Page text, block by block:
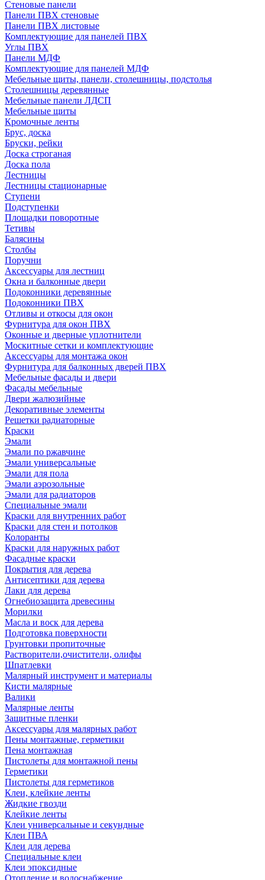
Стеновые панели
Панели ПВХ стеновые
Панели ПВХ листовые
Комплектующие для панелей ПВХ
Углы ПВХ
Панели МДФ
Комплектующие для панелей МДФ
Мебельные щиты, панели, столешницы, подстолья
Столешницы деревянные
Мебельные панели ЛДСП
Мебельные щиты
Кромочные ленты
Брус, доска
Бруски, рейки
Доска строганая
Доска пола
Лестницы
Лестницы стационарные
Ступени
Подступенки
Площадки поворотные
Тетивы
Балясины
Столбы
Поручни
Аксессуары для лестниц
Окна и балконные двери
Подоконники деревянные
Подоконники ПВХ
Отливы и откосы для окон
Фурнитура для окон ПВХ
Оконные и дверные уплотнители
Москитные сетки и комплектующие
Аксессуары для монтажа окон
Фурнитура для балконных дверей ПВХ
Мебельные фасады и двери
Фасады мебельные
Двери жалюзийные
Декоративные элементы
Решетки радиаторные
Краски
Эмали
Эмали по ржавчине
Эмали универсальные
Эмали для пола
Эмали аэрозольные
Эмали для радиаторов
Специальные эмали
Краски для внутренних работ
Краски для стен и потолков
Колоранты
Краски для наружных работ
Фасадные краски
Покрытия для дерева
Антисептики для дерева
Лаки для дерева
Огнебиозащита древесины
Морилки
Масла и воск для дерева
Подготовка поверхности
Грунтовки пропиточные
Растворители,очистители, олифы
Шпатлевки
Малярный инструмент и материалы
Кисти малярные
Валики
Малярные ленты
Защитные пленки
Аксессуары для малярных работ
Пены монтажные, герметики
Пена монтажная
Пистолеты для монтажной пены
Герметики
Пистолеты для герметиков
Клеи, клейкие ленты
Жидкие гвозди
Клейкие ленты
Клеи универсальные и секундные
Клеи ПВА
Клеи для дерева
Специальные клеи
Клеи эпоксидные
Отопление и водоснабжение